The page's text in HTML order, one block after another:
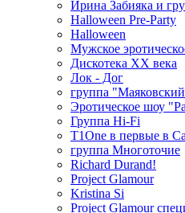
Ирина Забияка и
Halloween Pre-Party
Halloween
Мужское
Дискотека ХХ века
Лок - Дог
группа
Эротическое шоу
Группа Hi-Fi
T1One в первые в
группа Многоточие
Richard Durand!
Project Glamour
Kristina Si
Project Glamour